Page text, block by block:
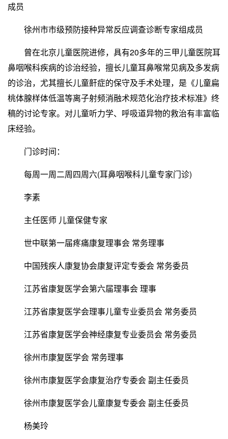
成员
徐州市市级预防接种异常反应调查诊断专家组成员
曾在北京儿童医院进修，具有20多年的三甲儿童医院耳
鼻咽喉科疾病的诊治经验，擅长儿童耳鼻喉常见病及多发病
的诊治，尤其擅长儿童鼾症的保守及手术处理，是《儿童扁
桃体腺样体低温等离子射频消融术规范化治疗技术标准》终
稿的讨论专家。对儿童听力学、呼吸道异物的救治有丰富临
床经验。
门诊时间：
每周一周二周四周六(耳鼻咽喉科儿童专家门诊)
李素
主任医师 儿童保健专家
世中联第一届疼痛康复理事会 常务理事
中国残疾人康复协会康复评定专委会 常务委员
江苏省康复医学会第六届理事会 理事
江苏省康复医学会理事儿童专业委员会 常务委员
江苏省康复医学会神经康复专业委员会 常务委员
徐州市康复医学会 常务理事
徐州市康复医学会康复治疗专委会 副主任委员
徐州市康复医学会儿童康复专委会 副主任委员
杨美玲